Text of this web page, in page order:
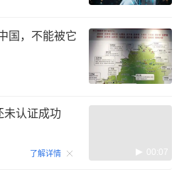
国，不能被它
未认证成功
了解详情 00:07